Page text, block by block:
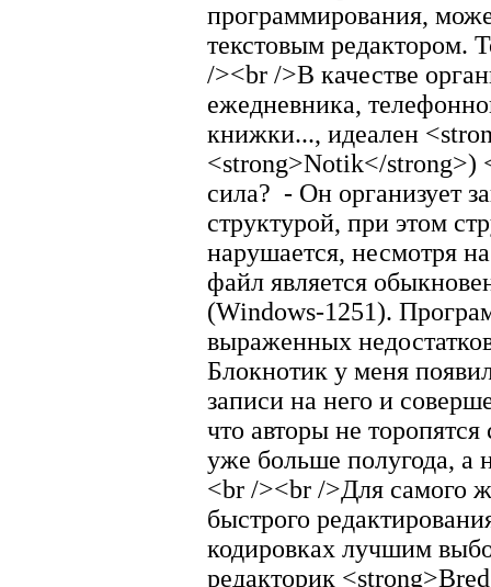
программирования,
текстовым редактором.
/><br />В качестве
ежедневника,
книжки..., идеален
<strong>Notik</strong>)
сила? - Он организует
структурой, при этом
нарушается, несмотря
файл является
(Windows-1251).
выраженных
Блокнотик у меня
записи на него и
что авторы не
уже больше полугода, а
<br /><br />Для самого
быстрого
кодировках лучшим
редакторик